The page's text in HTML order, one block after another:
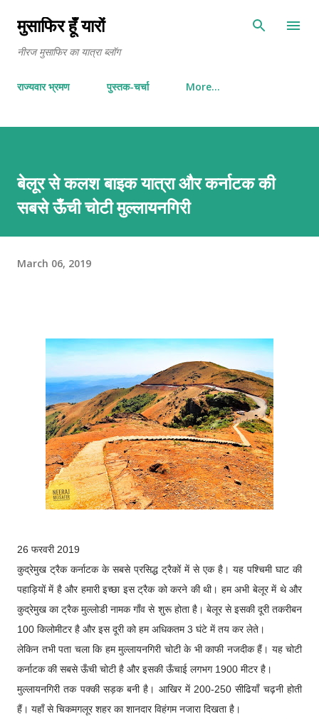
मुसाफिर हूँ यारों
नीरज मुसाफिर का यात्रा ब्लॉग
राज्यवार भ्रमण पुस्तक-चर्चा More…
बेलूर से कलश बाइक यात्रा और कर्नाटक की
सबसे ऊँची चोटी मुल्लायनगिरी
March 06, 2019
26 फरवरी 2019
कुद्रेमुख ट्रैक कर्नाटक के सबसे प्रसिद्ध ट्रैकों में से एक है। यह पश्चिमी घाट की
पहाड़ियों में है और हमारी इच्छा इस ट्रैक को करने की थी। हम अभी बेलूर में थे और
कुद्रेमुख का ट्रैक मुल्लोडी नामक गाँव से शुरू होता है। बेलूर से इसकी दूरी तकरीबन
100 किलोमीटर है और इस दूरी को हम अधिकतम 3 घंटे में तय कर लेते।
लेकिन तभी पता चला कि हम मुल्लायनगिरी चोटी के भी काफी नजदीक हैं। यह चोटी
कर्नाटक की सबसे ऊँची चोटी है और इसकी ऊँचाई लगभग 1900 मीटर है।
मुल्लायनगिरी तक पक्की सड़क बनी है। आखिर में 200-250 सीढियाँ चढ़नी होती
हैं। यहाँ से चिकमगलूर शहर का शानदार विहंगम नजारा दिखता है।